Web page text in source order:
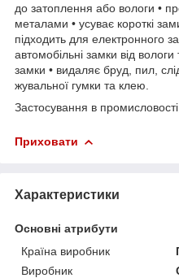
до затоплення або вологи •
металами • усуває короткі
підходить для електронного
автомобільні замки від
замки • видаляє бруд, пил,
жувальної гумки та клею.
Застосування в
Приховати
Характеристики
Основні атрибути
Країна виробник
Виробник